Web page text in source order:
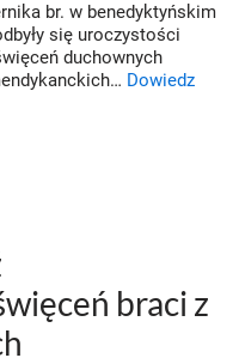
br. w benedyktyńskim
się uroczystości
duchownych
Dowiedz
braci z